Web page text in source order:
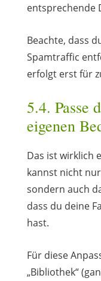
entsprechende
Beachte, dass
Spamtraffic
erfolgt erst für
5.4. Passe
eigenen
Das ist wirklich
kannst nicht
sondern auch
dass du deine
hast.
Für diese
„Bibliothek“